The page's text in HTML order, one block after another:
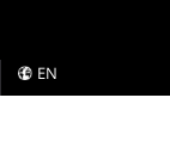
EN